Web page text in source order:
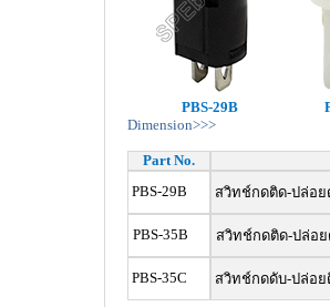
PBS-29B
Dimension>>>
Part No.
PBS-29B
สวิทช์กดติด-ปล่อ
PBS-35B สวิทช์กดติด-ปล่อ
PBS-35C สวิทช์กดดับ-ปล่อย